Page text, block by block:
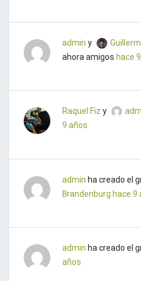
admin y
ahora amigoshace
Raquel Fiz y
9 años
admin ha creado el
Brandenburg hace 9
admin ha creado el
años